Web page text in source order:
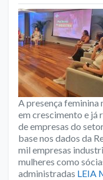
A presença feminina
em crescimento e já
de empresas do
base nos dados da
mil empresas
mulheres como
administradas LEIA